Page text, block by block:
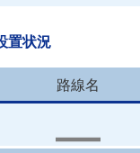
置状況
路線名